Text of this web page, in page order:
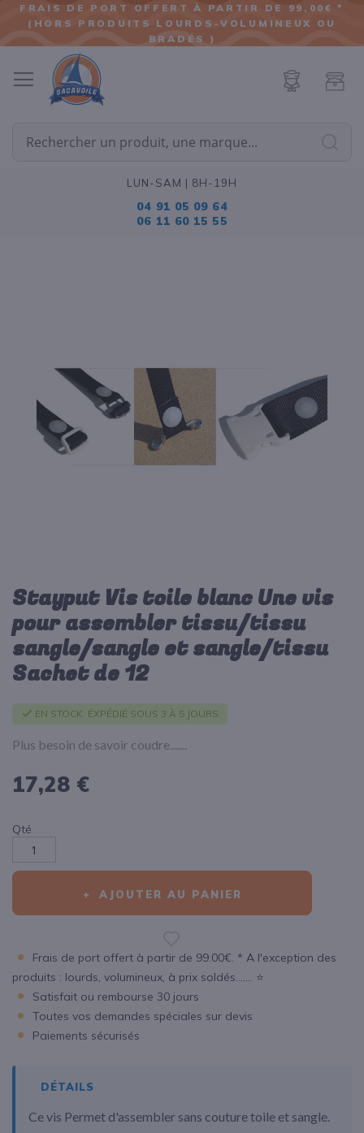
ALLER
AU
FRAIS DE PORT OFFERT À PARTIR DE 99,00€ *
(HORS PRODUITS LOURDS-VOLUMINEUX OU
BRADÉS )
LUN-SAM | 8H-19H
04 91 05 09 64
06 11 60 15 55
d’images
Passer
au
début
de
la
Galerie
Stayput Vis toile blanc Une vis
pour assembler tissu/tissu
sangle/sangle et sangle/tissu
Sachet de 12
EN STOCK. ÉXPÉDIÉ SOUS 3 À 5 JOURS.
Plus besoin de savoir coudre.......
17,28 €
Qté
AJOUTER AU PANIER
Frais de port offert à partir de 99.00€. * A l'exception des
produits : lourds, volumineux, à prix soldés....... ⭐
Satisfait ou rembourse 30 jours
Toutes vos demandes spéciales sur devis
Paiements sécurisés
DÉTAILS
Ce vis Permet d'assembler sans couture toile et sangle.